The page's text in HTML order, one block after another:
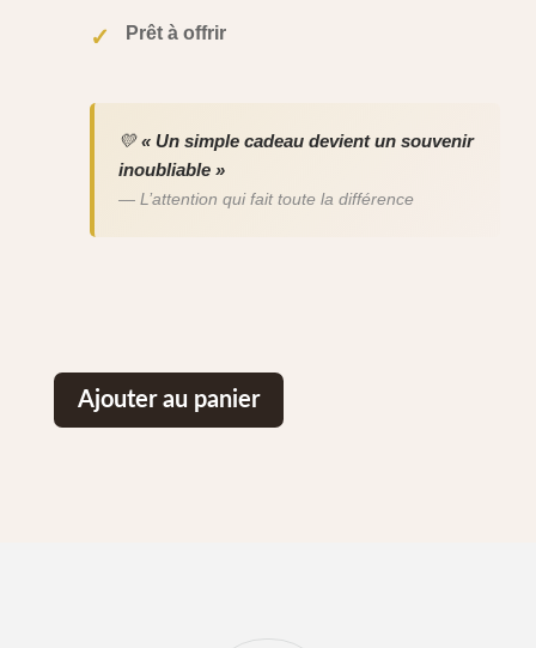
✓
Prêt à offrir
💛« Un simple cadeau devient un souvenir
inoubliable »
— L’attention qui fait toute la différence
Ajouter au panier